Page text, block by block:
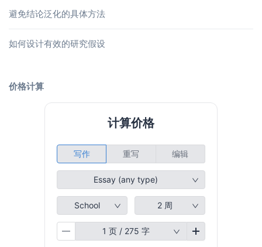
避免结论泛化的具体方法
如何设计有效的研究假设
价格计算